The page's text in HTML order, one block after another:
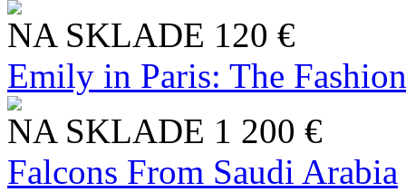
NA SKLADE 120 €
Emily in Paris: The
NA SKLADE 1 200 €
Falcons From Saudi Arabia